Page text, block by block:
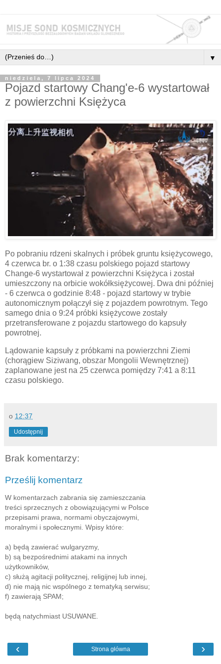
▼
niedziela, 7 lipca 2024
Pojazd startowy Chang'e-6 wystartował
z powierzchni Księżyca
Po pobraniu rdzeni skalnych i próbek gruntu księżycowego,
4 czerwca br. o 1:38 czasu polskiego pojazd startowy
Change-6 wystartował z powierzchni Księżyca i został
umieszczony na orbicie wokółksiężycowej. Dwa dni później
- 6 czerwca o godzinie 8:48 - pojazd startowy w trybie
autonomicznym połączył się z pojazdem powrotnym. Tego
samego dnia o 9:24 próbki księżycowe zostały
przetransferowane z pojazdu startowego do kapsuły
powrotnej.
Lądowanie kapsuły z próbkami na powierzchni Ziemi
(chorągiew Siziwang, obszar Mongolii Wewnętrznej)
zaplanowane jest na 25 czerwca pomiędzy 7:41 a 8:11
czasu polskiego.
o 12:37
Udostępnij
Brak komentarzy:
Prześlij komentarz
W komentarzach zabrania się zamieszczania
treści sprzecznych z obowiązującymi w Polsce
przepisami prawa, normami obyczajowymi,
moralnymi i społecznymi. Wpisy które:
a) będą zawierać wulgaryzmy,
b) są bezpośrednimi atakami na innych
użytkowników,
c) służą agitacji politycznej, religijnej lub innej,
d) nie mają nic wspólnego z tematyką serwisu;
f) zawierają SPAM;
będą natychmiast USUWANE.
‹ ›
Strona główna